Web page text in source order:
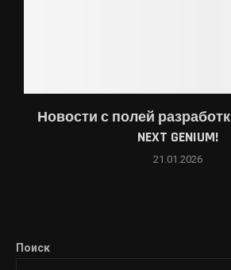
Новости с полей
NEXT GENIUM!
21.01.2026
Поиск